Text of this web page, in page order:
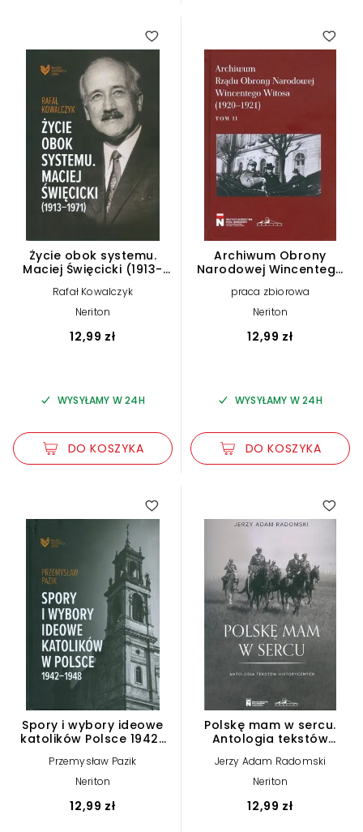
Życie obok systemu.
Maciej Święcicki (1913-
Rafał Kowalczyk
Neriton
12,99 zł
WYSYŁAMY W 24H
DO KOSZYKA
Archiwum Obrony
Narodowej Wincentego
praca zbiorowa
Neriton
12,99 zł
WYSYŁAMY W 24H
DO KOSZYKA
Spory i wybory ideowe
katolików Polsce 1942-
Przemysław Pazik
Neriton
12,99 zł
Polskę mam w sercu.
Antologia tekstów
Jerzy Adam Radomski
Neriton
12,99 zł